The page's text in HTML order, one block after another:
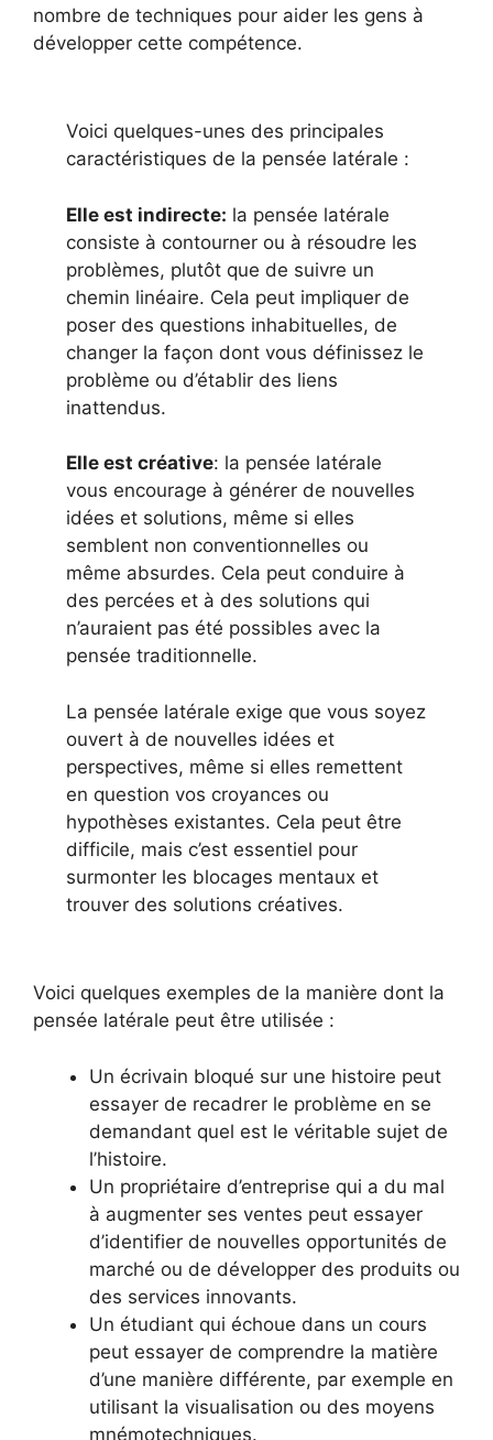
nombre de techniques pour aider les gens à
développer cette compétence.
Voici quelques-unes des principales
caractéristiques de la pensée latérale :
Elle est indirecte: la pensée latérale
consiste à contourner ou à résoudre les
problèmes, plutôt que de suivre un
chemin linéaire. Cela peut impliquer de
poser des questions inhabituelles, de
changer la façon dont vous définissez le
problème ou d’établir des liens
inattendus.
Elle est créative: la pensée latérale
vous encourage à générer de nouvelles
idées et solutions, même si elles
semblent non conventionnelles ou
même absurdes. Cela peut conduire à
des percées et à des solutions qui
n’auraient pas été possibles avec la
pensée traditionnelle.
La pensée latérale exige que vous soyez
ouvert à de nouvelles idées et
perspectives, même si elles remettent
en question vos croyances ou
hypothèses existantes. Cela peut être
difficile, mais c’est essentiel pour
surmonter les blocages mentaux et
trouver des solutions créatives.
Voici quelques exemples de la manière dont la
pensée latérale peut être utilisée :
Un écrivain bloqué sur une histoire peut
essayer de recadrer le problème en se
demandant quel est le véritable sujet de
l’histoire.
Un propriétaire d’entreprise qui a du mal
à augmenter ses ventes peut essayer
d’identifier de nouvelles opportunités de
marché ou de développer des produits ou
des services innovants.
Un étudiant qui échoue dans un cours
peut essayer de comprendre la matière
d’une manière différente, par exemple en
utilisant la visualisation ou des moyens
mnémotechniques.